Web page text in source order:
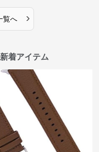
覧へ ›
着アイテム